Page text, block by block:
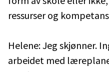
ressurser og
Helene: Jeg skjønner.
arbeidet med